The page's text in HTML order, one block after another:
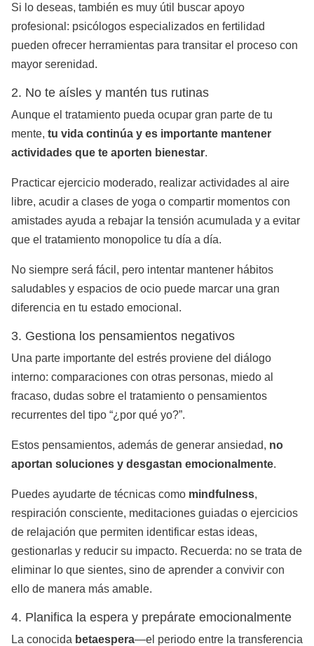
Si lo deseas, también es muy útil buscar apoyo
profesional: psicólogos especializados en fertilidad
pueden ofrecer herramientas para transitar el proceso con
mayor serenidad.
2. No te aísles y mantén tus rutinas
Aunque el tratamiento pueda ocupar gran parte de tu
mente, tu vida continúa y es importante mantener
actividades que te aporten bienestar.
Practicar ejercicio moderado, realizar actividades al aire
libre, acudir a clases de yoga o compartir momentos con
amistades ayuda a rebajar la tensión acumulada y a evitar
que el tratamiento monopolice tu día a día.
No siempre será fácil, pero intentar mantener hábitos
saludables y espacios de ocio puede marcar una gran
diferencia en tu estado emocional.
3. Gestiona los pensamientos negativos
Una parte importante del estrés proviene del diálogo
interno: comparaciones con otras personas, miedo al
fracaso, dudas sobre el tratamiento o pensamientos
recurrentes del tipo “¿por qué yo?”.
Estos pensamientos, además de generar ansiedad, no
aportan soluciones y desgastan emocionalmente.
Puedes ayudarte de técnicas como mindfulness,
respiración consciente, meditaciones guiadas o ejercicios
de relajación que permiten identificar estas ideas,
gestionarlas y reducir su impacto. Recuerda: no se trata de
eliminar lo que sientes, sino de aprender a convivir con
ello de manera más amable.
4. Planifica la espera y prepárate emocionalmente
La conocida betaespera—el periodo entre la transferencia